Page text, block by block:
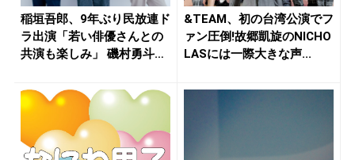
稲垣吾郎、9年ぶり民放連ド
ラ出演「若い俳優さんとの
共演も楽しみ」 磯村勇斗主
&TEAM、初の台湾公演でフ
ァン圧倒!故郷凱旋のNICHO
LASには一際大きな声...